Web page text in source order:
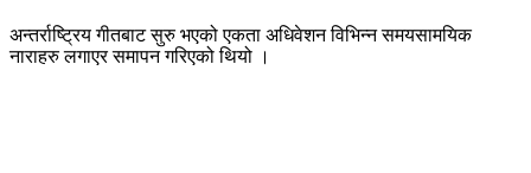
अन्तर्राष्ट्रिय गीतबाट सुरु भएको एकता अधिवेशन विभिन्न समयसामयिक
नाराहरु लगाएर समापन गरिएको थियो ।